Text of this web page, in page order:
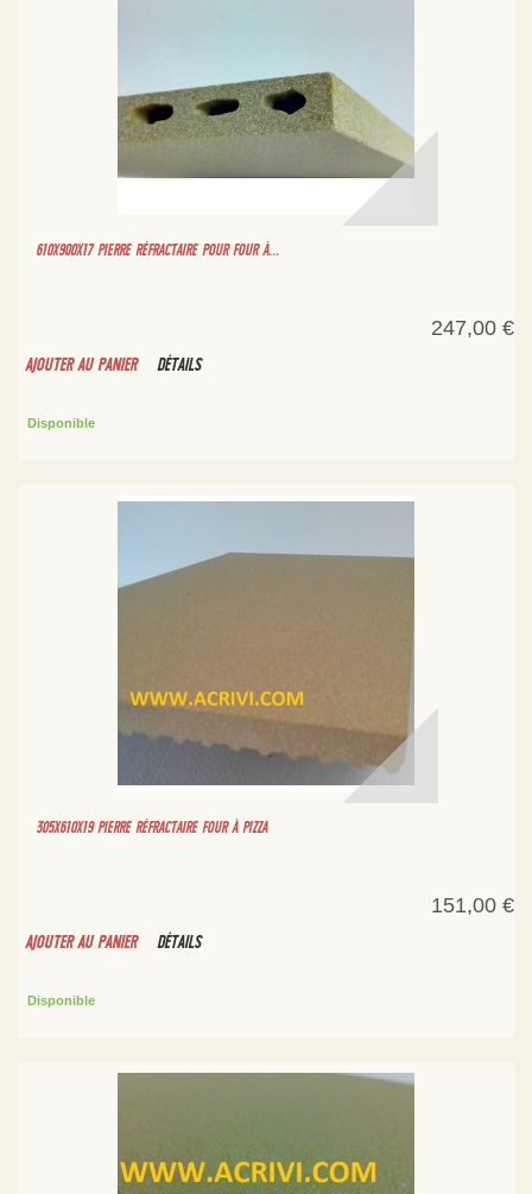
610X900X17 PIERRE RÉFRACTAIRE POUR FOUR À...
247,00 €
AJOUTER AU PANIER DÉTAILS
Disponible
305X610X19 PIERRE RÉFRACTAIRE FOUR À PIZZA
151,00 €
AJOUTER AU PANIER DÉTAILS
Disponible